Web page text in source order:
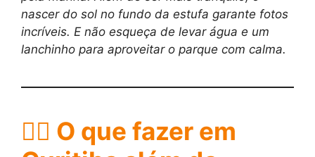
nascer do sol no fundo da estufa garante fotos
incríveis. E não esqueça de levar água e um
lanchinho para aproveitar o parque com calma.
🚶‍♂️ O que fazer em